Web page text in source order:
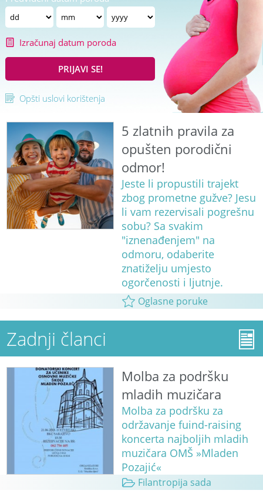
Izračunaj datum poroda
PRIJAVI SE!
Opšti uslovi korištenja
5 zlatnih pravila za
opušten porodični
odmor!
Jeste li propustili trajekt
zbog prometne gužve? Jesu
li vam rezervisali pogrešnu
sobu? Sa svakim
"iznenađenjem" na
odmoru, odaberite
znatiželju umjesto
ogorčenosti i ljutnje.
Oglasne poruke
Zadnji članci
Molba za podršku
mladih muzičara
Molba za podršku za
održavanje fuind-raising
koncerta najboljih mladih
muzičara OMŠ »Mladen
Pozajić«
Filantropija sada